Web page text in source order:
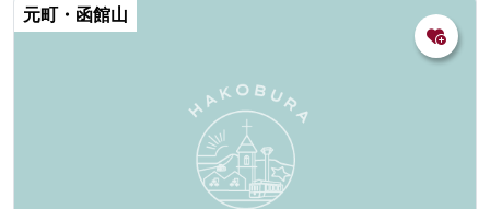
元町・函館山